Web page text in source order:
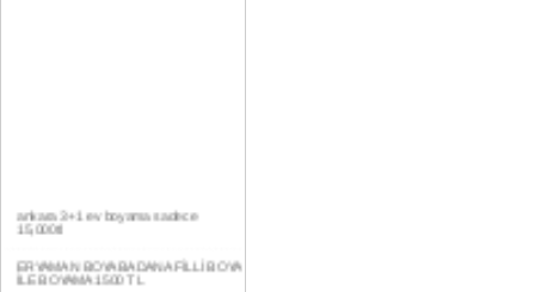
ERYAMAN BOYA BADANA FİLLİ BOYA
filli boya marshall boya dyo boya ile